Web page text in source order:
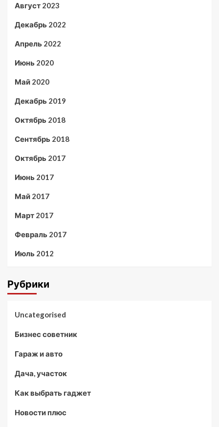
Август 2023
Декабрь 2022
Апрель 2022
Июнь 2020
Май 2020
Декабрь 2019
Октябрь 2018
Сентябрь 2018
Октябрь 2017
Июнь 2017
Май 2017
Март 2017
Февраль 2017
Июль 2012
Рубрики
Uncategorised
Бизнес советник
Гараж и авто
Дача, участок
Как выбрать гаджет
Новости плюс